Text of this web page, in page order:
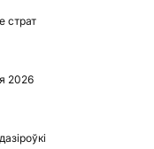
страт
2026